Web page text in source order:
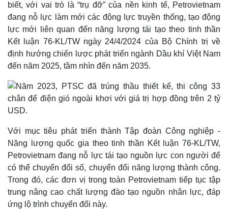
Pháp luật
Vụ án
Tin nóng
Tư vấn luật
Quân sự - Quốc phòng
Vũ khí
Việt Nam
Phân tích
biết, với vai trò là “trụ đỡ” của nền kinh tế, Petrovietnam
đang nỗ lực làm mới các động lực truyền thống, tạo động
lực mới liên quan đến năng lượng tái tạo theo tinh thần
Kết luận 76-KL/TW ngày 24/4/2024 của Bộ Chính trị về
định hướng chiến lược phát triển ngành Dầu khí Việt Nam
đến năm 2025, tầm nhìn đến năm 2035.
Với mục tiêu phát triển thành Tập đoàn Công nghiệp -
Năng lượng quốc gia theo tinh thần Kết luận 76-KL/TW,
Petrovietnam đang nỗ lực tái tạo nguồn lực con người để
có thể chuyển đổi số, chuyển đổi năng lượng thành công.
Trong đó, các đơn vị trong toàn Petrovietnam tiếp tục tập
trung nâng cao chất lượng đào tạo nguồn nhân lực, đáp
ứng lộ trình chuyển đổi này.